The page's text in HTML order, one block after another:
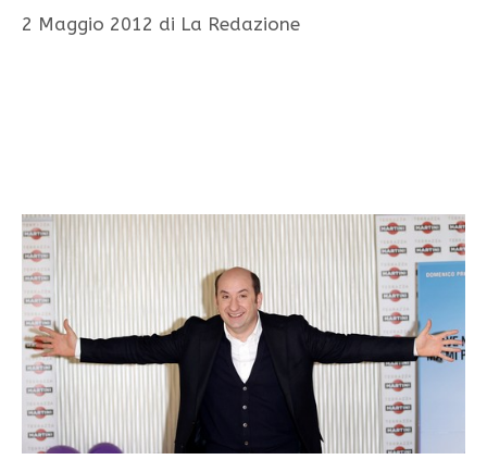
2 Maggio 2012 di La Redazione